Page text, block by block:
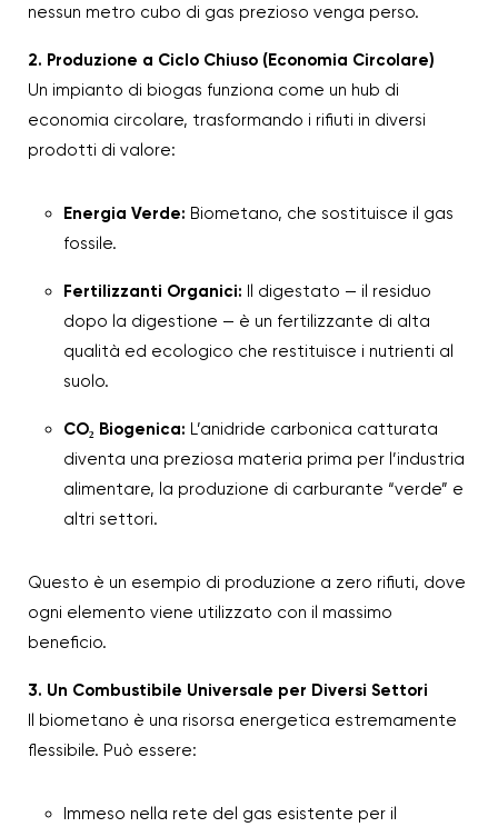
nessun metro cubo di gas prezioso venga perso.
2. Produzione a Ciclo Chiuso (Economia Circolare)
Un impianto di biogas funziona come un hub di
economia circolare, trasformando i rifiuti in diversi
prodotti di valore:
Energia Verde: Biometano, che sostituisce il gas
fossile.
Fertilizzanti Organici: Il digestato — il residuo
dopo la digestione — è un fertilizzante di alta
qualità ed ecologico che restituisce i nutrienti al
suolo.
CO₂ Biogenica: L’anidride carbonica catturata
diventa una preziosa materia prima per l’industria
alimentare, la produzione di carburante “verde” e
altri settori.
Questo è un esempio di produzione a zero rifiuti, dove
ogni elemento viene utilizzato con il massimo
beneficio.
3. Un Combustibile Universale per Diversi Settori
Il biometano è una risorsa energetica estremamente
flessibile. Può essere:
Immeso nella rete del gas esistente per il